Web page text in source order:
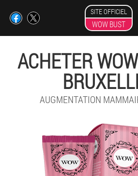
SITE OFFICIEL
WOW BUST
ACHETER
AUGMENTATION